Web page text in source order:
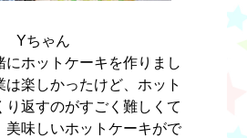
Yちゃん
にホットケーキを作りまし
は楽しかったけど、ホット
り返すのがすごく難しくて
美味しいホットケーキがで